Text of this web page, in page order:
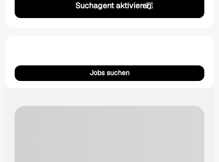
Suchagent aktivieren
Jobs suchen